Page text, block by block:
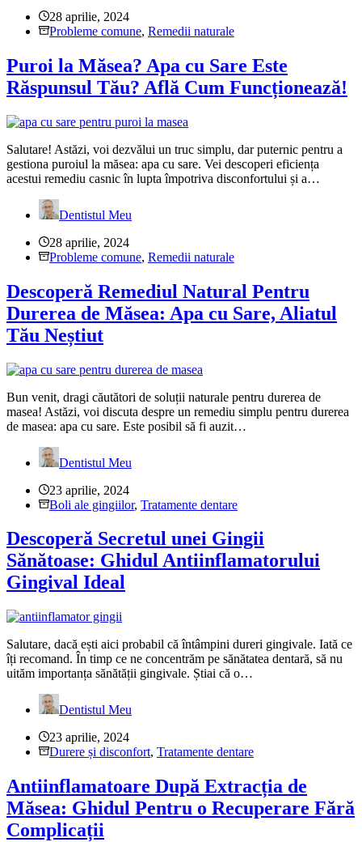
28 aprilie, 2024
Probleme comune, Remedii naturale
Puroi la Măsea? Apa cu Sare Este
Răspunsul Tău? Află Cum Funcționează!
Salutare! Astăzi, voi dezvălui un truc simplu, dar puternic pentru a
gestiona puroiul la măsea: apa cu sare. Vei descoperi eficiența
acestui remediu casnic în lupta împotriva disconfortului și a…
Dentistul Meu
28 aprilie, 2024
Probleme comune, Remedii naturale
Descoperă Remediul Natural Pentru
Durerea de Măsea: Apa cu Sare, Aliatul
Tău Neștiut
Bun venit, dragi căutători de soluții naturale pentru durerea de
masea! Astăzi, voi discuta despre un remediu simplu pentru durerea
de masea: apa cu sare. Este posibil să fi auzit…
Dentistul Meu
23 aprilie, 2024
Boli ale gingiilor, Tratamente dentare
Descoperă Secretul unei Gingii
Sănătoase: Ghidul Antiinflamatorului
Gingival Ideal
Salutare, dacă ești aici probabil că întâmpini dureri gingivale. Iată ce
îți recomand. În timp ce ne concentrăm pe sănătatea dentară, să nu
uităm importanța sănătății gingivale. Știai că o…
Dentistul Meu
23 aprilie, 2024
Durere și disconfort, Tratamente dentare
Antiinflamatoare După Extracția de
Măsea: Ghidul Pentru o Recuperare Fără
Complicații